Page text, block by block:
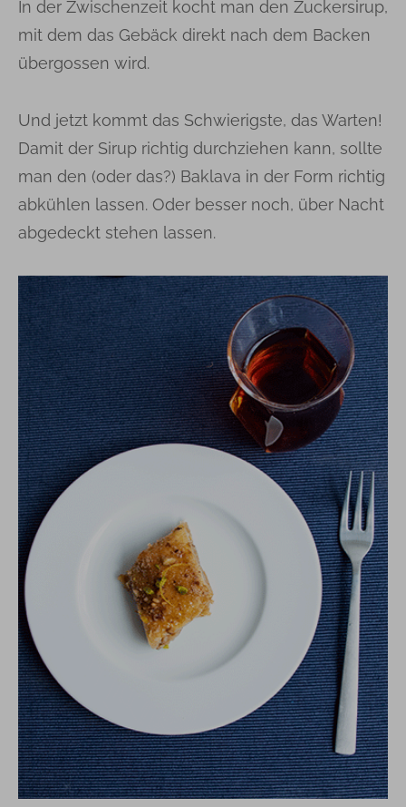
In der Zwischenzeit kocht man den Zuckersirup,
mit dem das Gebäck direkt nach dem Backen
übergossen wird.
Und jetzt kommt das Schwierigste, das Warten!
Damit der Sirup richtig durchziehen kann, sollte
man den (oder das?) Baklava in der Form richtig
abkühlen lassen. Oder besser noch, über Nacht
abgedeckt stehen lassen.